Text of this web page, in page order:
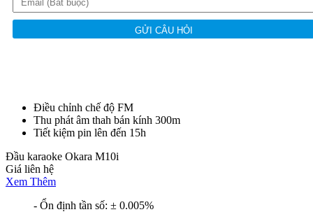
GỬI CÂU HỎI
Điều chỉnh chế độ FM
Thu phát âm thah bán kính 300m
Tiết kiệm pin lên đến 15h
Đầu karaoke Okara M10i
Giá liên hệ
Xem Thêm
- Ổn định tần số: ± 0.005%